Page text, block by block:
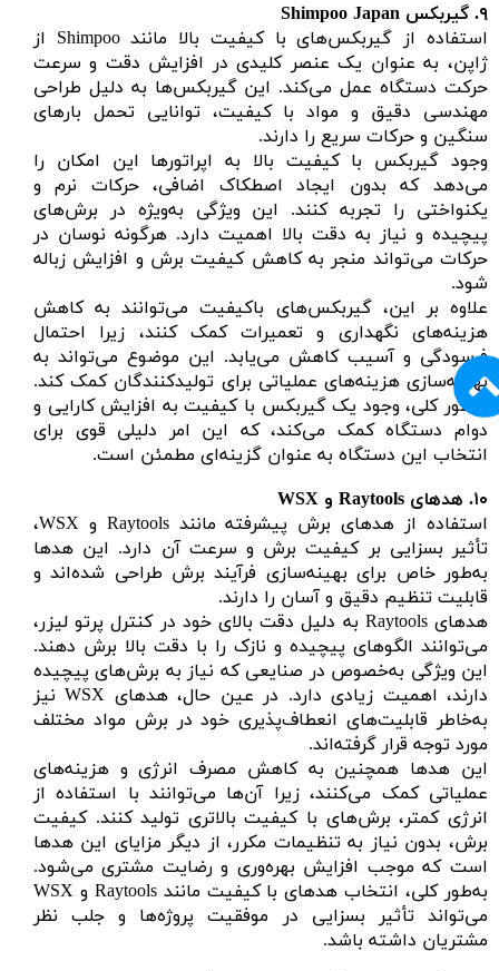
۹. گیربکس Shimpoo Japan
استفاده از گیربکس‌های با کیفیت بالا مانند Shimpoo از
ژاپن، به عنوان یک عنصر کلیدی در افزایش دقت و سرعت
حرکت دستگاه عمل می‌کند. این گیربکس‌ها به دلیل طراحی
مهندسی دقیق و مواد با کیفیت، توانایی تحمل بارهای
سنگین و حرکات سریع را دارند.
وجود گیربکس با کیفیت بالا به اپراتورها این امکان را
می‌دهد که بدون ایجاد اصطکاک اضافی، حرکات نرم و
یکنواختی را تجربه کنند. این ویژگی به‌ویژه در برش‌های
پیچیده و نیاز به دقت بالا اهمیت دارد. هرگونه نوسان در
حرکات می‌تواند منجر به کاهش کیفیت برش و افزایش زباله
شود.
علاوه بر این، گیربکس‌های باکیفیت می‌توانند به کاهش
هزینه‌های نگهداری و تعمیرات کمک کنند، زیرا احتمال
فرسودگی و آسیب کاهش می‌یابد. این موضوع می‌تواند به
بهینه‌سازی هزینه‌های عملیاتی برای تولیدکنندگان کمک کند.
به‌طور کلی، وجود یک گیربکس با کیفیت به افزایش کارایی و
دوام دستگاه کمک می‌کند، که این امر دلیلی قوی برای
انتخاب این دستگاه به عنوان گزینه‌ای مطمئن است.
۱۰. هدهای
و WSX
استفاده از هدهای برش پیشرفته مانند Raytools و WSX،
تأثیر بسزایی بر کیفیت برش و سرعت آن دارد. این هدها
به‌طور خاص برای بهینه‌سازی فرآیند برش طراحی شده‌اند و
قابلیت تنظیم دقیق و آسان را دارند.
هدهای Raytools به دلیل دقت بالای خود در کنترل پرتو لیزر،
می‌توانند الگوهای پیچیده و نازک را با دقت بالا برش دهند.
این ویژگی به‌خصوص در صنایعی که نیاز به برش‌های پیچیده
دارند، اهمیت زیادی دارد. در عین حال، هدهای WSX نیز
به‌خاطر قابلیت‌های انعطاف‌پذیری خود در برش مواد مختلف
مورد توجه قرار گرفته‌اند.
این هدها همچنین به کاهش مصرف انرژی و هزینه‌های
عملیاتی کمک می‌کنند، زیرا آن‌ها می‌توانند با استفاده از
انرژی کمتر، برش‌های با کیفیت بالاتری تولید کنند. کیفیت
برش، بدون نیاز به تنظیمات مکرر، از دیگر مزایای این هدها
است که موجب افزایش بهره‌وری و رضایت مشتری می‌شود.
به‌طور کلی، انتخاب هدهای با کیفیت مانند Raytools و WSX
می‌تواند تأثیر بسزایی در موفقیت پروژه‌ها و جلب نظر
مشتریان داشته باشد.